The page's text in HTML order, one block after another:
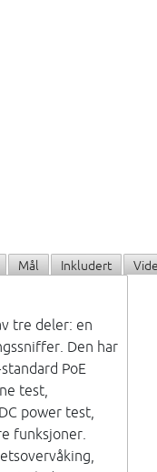
Mål Inkludert
tre deler: en
Den har
PoE
test,
power test,
funksjoner.